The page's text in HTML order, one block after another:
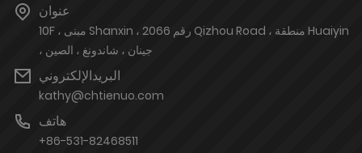
عنوان
10F ، مبنى Shanxin ، رقم 2066 Qizhou Road ، منطقة Huaiyin
، جينان ، شاندونغ ، الصين
البريدالإلكتروني
kathy@chtienuo.com
هاتف
+86-531-82468511